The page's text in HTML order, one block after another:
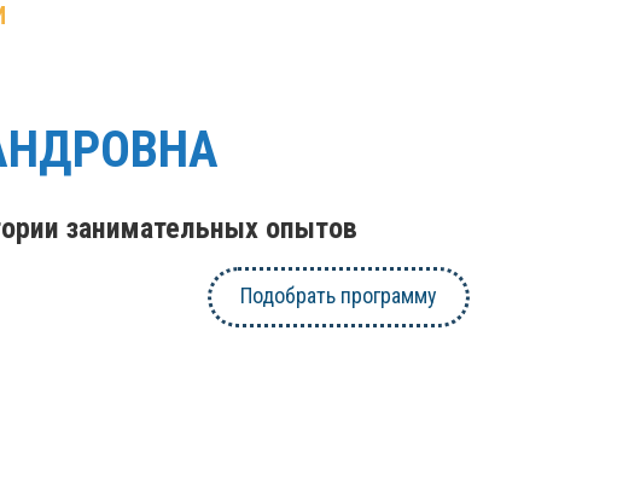
занимательных опытов
Подобрать программу